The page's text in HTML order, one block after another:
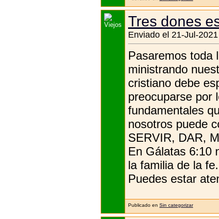
Tres dones
Enviado el 21-Jul-
Pasaremos toda
ministrando
cristiano debe
preocuparse por
fundamentales
nosotros puede
SERVIR, DAR,
En Gálatas 6:10
la familia de la fe.
Puedes estar
Publicado en Sin categorizar